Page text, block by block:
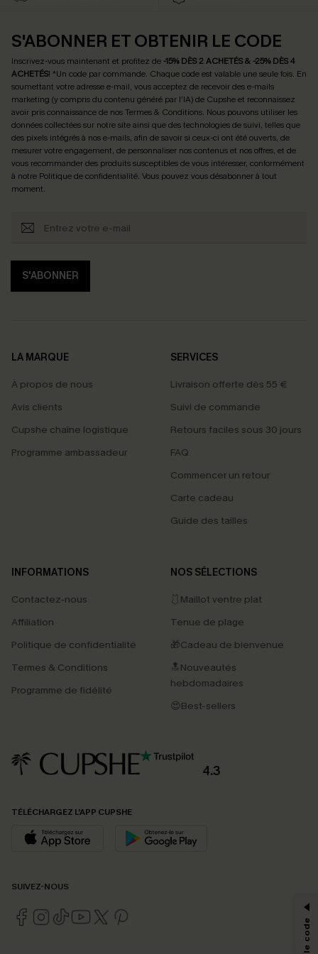
S'ABONNER ET OBTENIR LE CODE
Inscrivez-vous maintenant et profitez de -15% DÈS 2 ACHETÉS & -25% DÈS 4
ACHETÉS! *Un code par commande. Chaque code est valable une seule fois. En
soumettant votre adresse e-mail, vous acceptez de recevoir des e-mails
marketing (y compris du contenu généré par l'IA) de Cupshe et reconnaissez
avoir pris connaissance de nosTermes & Conditions. Nous pouvons utiliser les
données collectées sur notre site ainsi que des technologies de suivi, telles que
des pixels intégrés à nos e-mails, afin de savoir si ceux-ci ont été ouverts, de
mesurer votre engagement, de personnaliser nos contenus et nos offres, et de
vous recommander des produits susceptibles de vous intéresser, conformément
à notre Politique de confidentialité. Vous pouvez vous désabonner à tout
moment.
S'ABONNER
LA MARQUE
À propos de nous
Avis clients
Cupshe chaîne logistique
Programme ambassadeur
SERVICES
Livraison offerte dès 55 €
Suivi de commande
Retours faciles sous 30 jours
FAQ
Commencer un retour
Carte cadeau
Guide des tailles
INFORMATIONS
Contactez-nous
Affiliation
Politique de confidentialité
Termes & Conditions
Programme de fidélité
NOS SÉLECTIONS
🩱Maillot ventre plat
Tenue de plage
🎁Cadeau de bienvenue
🔝Nouveautés
hebdomadaires
😍Best-sellers
4.3
TÉLÉCHARGEZ L’APP CUPSHE
SUIVEZ-NOUS
*Un code par commande, valable une seule fois.